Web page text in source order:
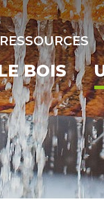
RESSOURCES
BOIS